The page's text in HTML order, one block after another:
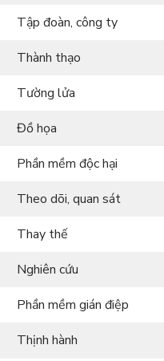
Tập đoàn, công ty
Thành thạo
Tường lửa
Đồ họa
Phần mềm độc hại
Theo dõi, quan sát
Thay thế
Nghiên cứu
Phần mềm gián điệp
Thịnh hành